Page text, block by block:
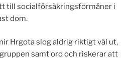
till socialförsäkringsförmåner i
dom.
Hrgota slog aldrig riktigt väl ut,
samt oro och riskerar att